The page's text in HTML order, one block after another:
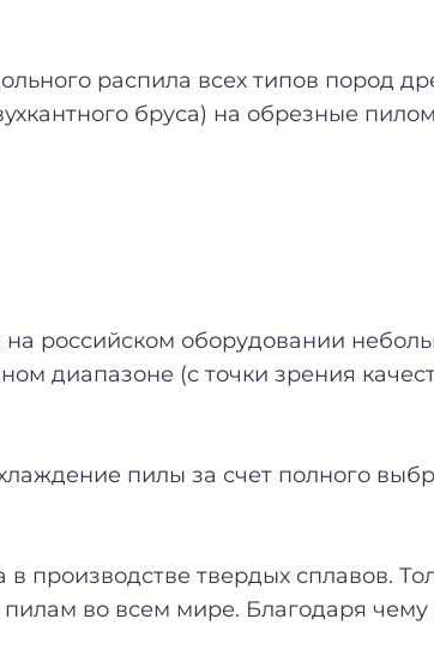
распила всех типов пород
бруса) на обрезные
на российском оборудовании
диапазоне (с точки зрения
пилы за счет полного
производстве твердых сплавов.
во всем мире. Благодаря чему